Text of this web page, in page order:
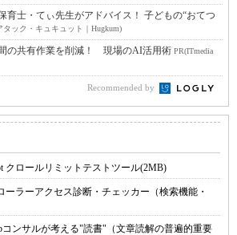
育士・てぃ先生がアドバイス！ 子どもの“おてつ
タック・キュキュット｜Hugkum)
の共有作業を削減！ 現場のAI活用術 PR(ITmedia
Recommended by
クロールリミットテストツール(2MB)
ーラーアクセス診断・チェッカー（検索機能・
コンサルが考える"読書"（文章読解の普遍的重要